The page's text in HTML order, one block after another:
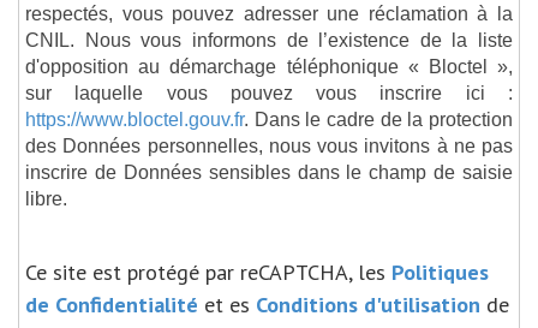
respectés, vous pouvez adresser une réclamation à la
CNIL. Nous vous informons de l’existence de la liste
d'opposition au démarchage téléphonique « Bloctel »,
sur laquelle vous pouvez vous inscrire ici :
https://www.bloctel.gouv.fr. Dans le cadre de la protection
des Données personnelles, nous vous invitons à ne pas
inscrire de Données sensibles dans le champ de saisie
libre.
Ce site est protégé par reCAPTCHA, les Politiques
de Confidentialité et es Conditions d'utilisation de